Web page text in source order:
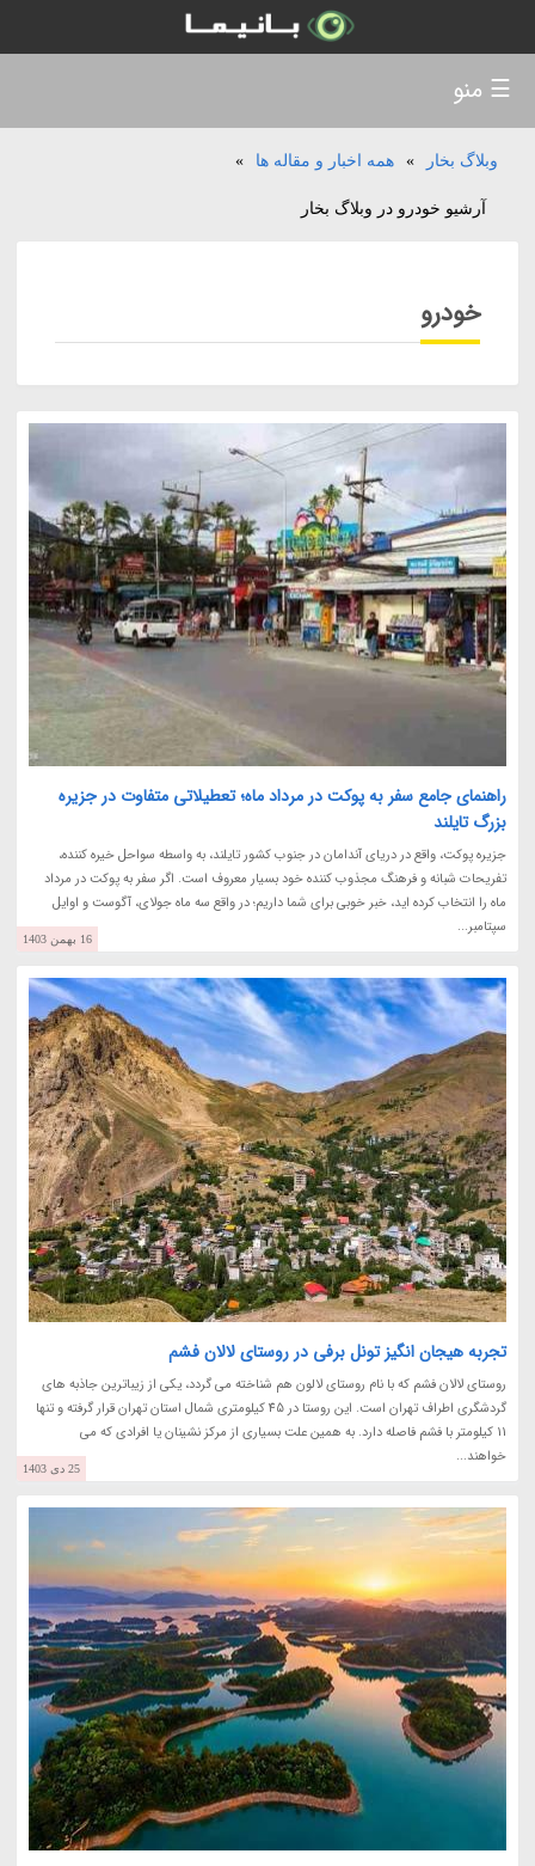
وبلاگ بخار » همه اخبار و مقاله ها »
آرشیو خودرو در وبلاگ بخار
خودرو
راهنمای جامع سفر به پوکت در مرداد ماه؛ تعطیلاتی متفاوت در جزیره
بزرگ تایلند
جزیره پوکت، واقع در دریای آندامان در جنوب کشور تایلند، به واسطه سواحل خیره کننده،
تفریحات شبانه و فرهنگ مجذوب کننده خود بسیار معروف است. اگر سفر به پوکت در مرداد
ماه را انتخاب کرده اید، خبر خوبی برای شما داریم؛ در واقع سه ماه جولای، آگوست و اوایل
سپتامبر...
16 بهمن 1403
تجربه هیجان انگیز تونل برفی در روستای لالان فشم
روستای لالان فشم که با نام روستای لالون هم شناخته می گردد، یکی از زیباترین جاذبه های
گردشگری اطراف تهران است. این روستا در 45 کیلومتری شمال استان تهران قرار گرفته و تنها
11 کیلومتر با فشم فاصله دارد. به همین علت بسیاری از مرکز نشینان یا افرادی که می
خواهند...
25 دی 1403
☰ منو